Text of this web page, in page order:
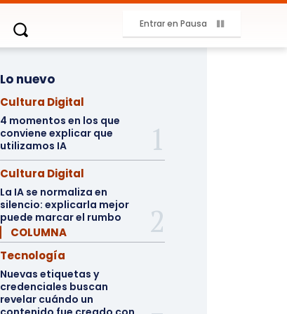
Entrar en Pausa
Lo nuevo
Cultura Digital
4 momentos en los que
conviene explicar que
utilizamos IA
Cultura Digital
La IA se normaliza en
silencio: explicarla mejor
puede marcar el rumbo
▏ COLUMNA
Tecnología
Nuevas etiquetas y
credenciales buscan
revelar cuándo un